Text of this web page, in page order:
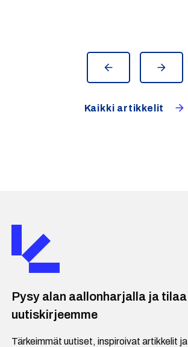
Kaikki artikkelit
Pysy alan aallonharjalla ja tilaa
uutiskirjeemme
Tärkeimmät uutiset, inspiroivat artikkelit ja